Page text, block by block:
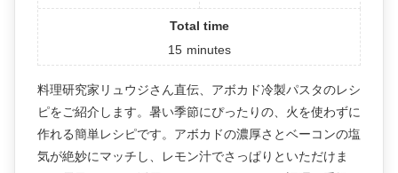
Total time
15 minutes
料理研究家リュウジさん直伝、アボカド冷製パスタのレシ
ピをご紹介します。暑い季節にぴったりの、火を使わずに
作れる簡単レシピです。アボカドの濃厚さとベーコンの塩
気が絶妙にマッチし、レモン汁でさっぱりといただけま